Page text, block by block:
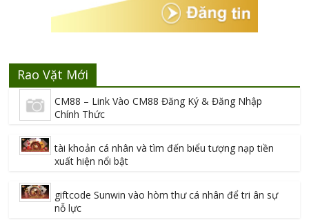
Rao Vặt Mới
CM88 – Link Vào CM88 Đăng Ký & Đăng Nhập
Chính Thức
tài khoản cá nhân và tìm đến biểu tượng nạp tiền
xuất hiện nổi bật
giftcode Sunwin vào hòm thư cá nhân để tri ân sự
nỗ lực